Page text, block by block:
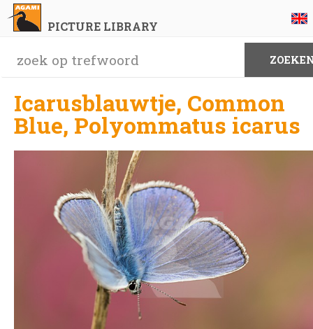
PICTURE LIBRARY
Icarusblauwtje, Common
Blue, Polyommatus icarus